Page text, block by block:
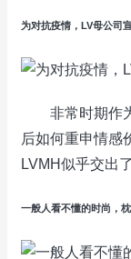
为对抗疫情，LV母公司
非常时期作为
后如何重申情感
LVMH似乎交出
一般人看不懂的时尚，